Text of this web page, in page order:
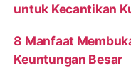
untuk Kecantikan
8 Manfaat
Keuntungan Besar